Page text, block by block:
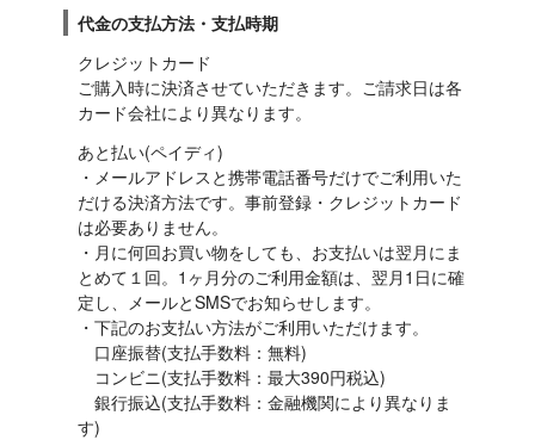
代金の支払方法・支払時期
クレジットカード
ご購入時に決済させていただきます。ご請求日は各
カード会社により異なります。
あと払い(ペイディ)
・メールアドレスと携帯電話番号だけでご利用いた
だける決済方法です。事前登録・クレジットカード
は必要ありません。
・月に何回お買い物をしても、お支払いは翌月にま
とめて１回。1ヶ月分のご利用金額は、翌月1日に確
定し、メールとSMSでお知らせします。
・下記のお支払い方法がご利用いただけます。
口座振替(支払手数料：無料)
コンビニ(支払手数料：最大390円税込)
銀行振込(支払手数料：金融機関により異なりま
す)